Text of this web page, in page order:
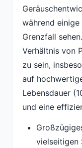
während
Grenzfall
Verhältnis von
zu sein,
auf
Lebensdauer
und eine
vielseitigen